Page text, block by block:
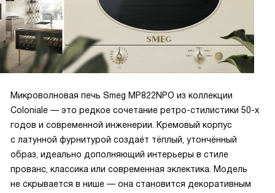
Микроволновая печь Smeg MP822NPO из коллекции
Coloniale — это редкое сочетание ретро-стилистики 50-х
годов и современной инженерии. Кремовый корпус
с латунной фурнитурой создаёт тёплый, утончённый
образ, идеально дополняющий интерьеры в стиле
прованс, классика или современная эклектика. Модель
не скрывается в нише — она становится декоративным